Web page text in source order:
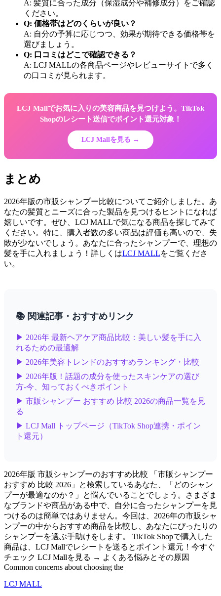
A: 髪質に合った成分（保湿成分や補修成分）をご確認
ください。
Q: 価格帯はどのくらいが良い？
A: 自分の予算に応じつつ、効果が期待できる価格帯を
選びましょう。
Q: 口コミはどこで確認できる？
A: LCJ MALLの各商品ページやレビューサイトで多く
の口コミが見られます。
LCJ Mallでお気に入りの美容商品を見つけよう。TikTok
Shopのレシート送信でポイント還元対象！
LCJ Mallを見る →
まとめ
2026年版の市販シャンプー比較についてご紹介しました。あ
なたの髪質とニーズに合った製品を見つけるヒントになれば
嬉しいです。ぜひ、LCJ MALLで気になる商品を探してみて
ください。特に、購入者数の多い商品は評価も高いので、失
敗が少ないでしょう。あなたに合ったシャンプーで、理想の
髪を手に入れましょう！詳しくはLCJ MALLをご覧くださ
い。
📚 関連記事・おすすめリンク
▶ 2026年 最新ヘアケア商品比較：美しい髪を手に入
れるための最適解
▶ 2026年美容トレンドのおすすめランキング・比較
▶ 2026年版！話題の成分を使ったスキンケアの選び
方-今、知っておくべきポイント
▶ 市販シャンプー おすすめ 比較 2026の商品一覧を見
る
▶ LCJ Mall トップページ（TikTok Shop連携・ポイン
ト還元）
2026年版 市販シャンプーのおすすめ比較 「市販シャンプー
おすすめ 比較 2026」と検索しているあなた、「どのシャン
プーが最適なのか？」と悩んでいることでしょう。さまざま
なブランドや商品がある中で、自分に合ったシャンプーを見
つけるのは簡単ではありません。今回は、2026年の市販シャ
ンプーの中からおすすめ商品を比較し、あなたにぴったりの
シャンプーを選ぶ手助けをします。 TikTok Shopで購入した
商品は、LCJ Mallでレシートを送るとポイント還元！今すぐ
チェック LCJ Mallを見る → よくある悩みとその原因
Common concerns about choosing the
LCJ MALL